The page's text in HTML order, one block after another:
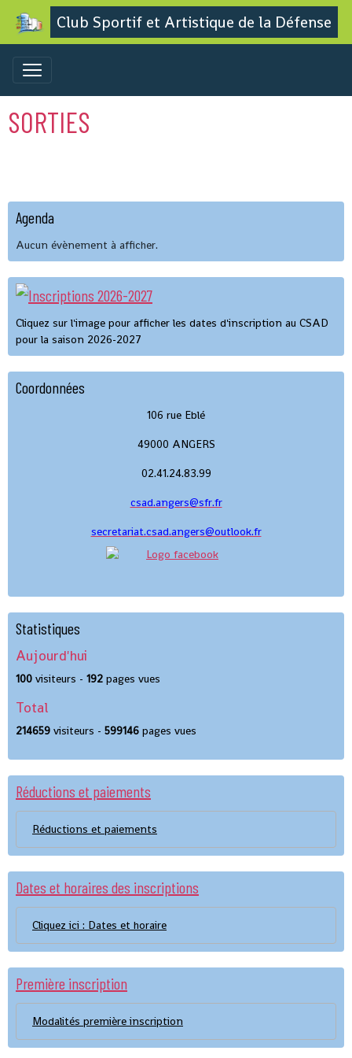
Club Sportif et Artistique de la Défense
SORTIES
Agenda
Aucun évènement à afficher.
Cliquez sur l'image pour afficher les dates d'inscription au CSAD
pour la saison 2026-2027
Coordonnées
106 rue Eblé
49000 ANGERS
02.41.24.83.99
csad.angers@sfr.fr
secretariat.csad.angers@outlook.fr
Statistiques
Aujourd'hui
100 visiteurs - 192 pages vues
Total
214659 visiteurs - 599146 pages vues
Réductions et paiements
Réductions et paiements
Dates et horaires des inscriptions
Cliquez ici : Dates et horaire
Première inscription
Modalités première inscription